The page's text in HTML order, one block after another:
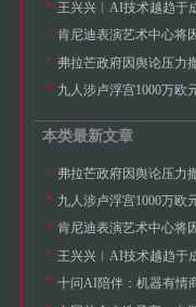
王兴兴︱AI技术越趋于
肯尼迪表演艺术中心将
弗拉芒政府因舆论压力
九人涉卢浮宫1000万欧
本类最新文章
弗拉芒政府因舆论压力
九人涉卢浮宫1000万欧
肯尼迪表演艺术中心将
王兴兴︱AI技术越趋于
十问AI陪伴：机器有情